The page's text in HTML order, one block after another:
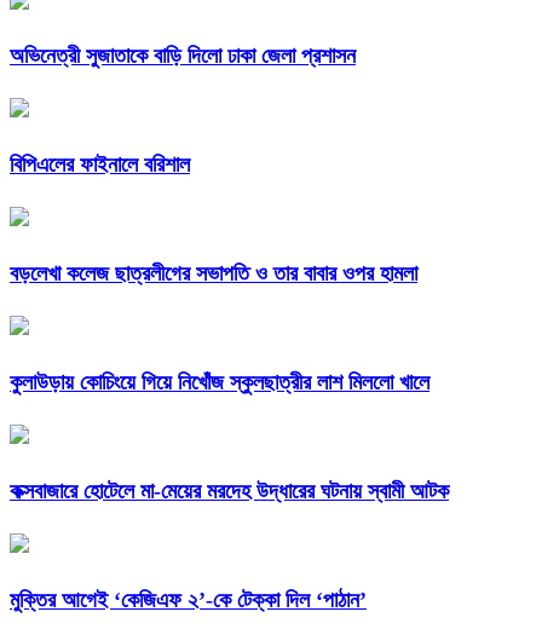
অভিনেত্রী সুজাতাকে বাড়ি দিলো ঢাকা জেলা প্রশাসন
বিপিএলের ফাইনালে বরিশাল
বড়লেখা কলেজ ছাত্রলীগের সভাপতি ও তার বাবার ওপর হামলা
কুলাউড়ায় কোচিংয়ে গিয়ে নিখোঁজ স্কুলছাত্রীর লাশ মিললো খালে
কক্সবাজারে হোটেলে মা-মেয়ের মরদেহ উদ্ধারের ঘটনায় স্বামী আটক
মুক্তির আগেই ‘কেজিএফ ২’-কে টেক্কা দিল ‘পাঠান’